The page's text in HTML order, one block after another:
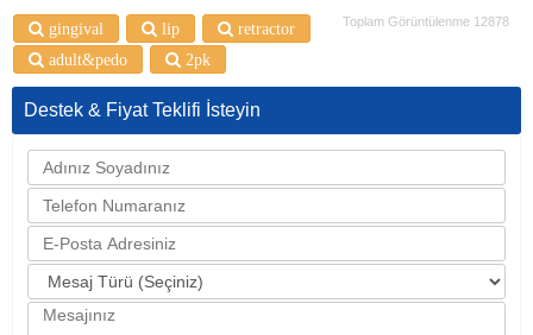
Toplam Görüntülenme 12878
gingival lip
retractor
adult&pedo
2pk
Destek & Fiyat Teklifi İsteyin